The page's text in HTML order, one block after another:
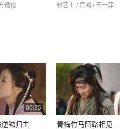
逸伦 张艺上 / 官鸿 / 王一菲
00:35
鳞归主 青梅竹马陌路相见